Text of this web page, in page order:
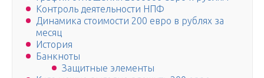
Контроль деятельности НПФ
Динамика стоимости 200 евро в рублях за
месяц
История
Банкноты
Защитные элементы